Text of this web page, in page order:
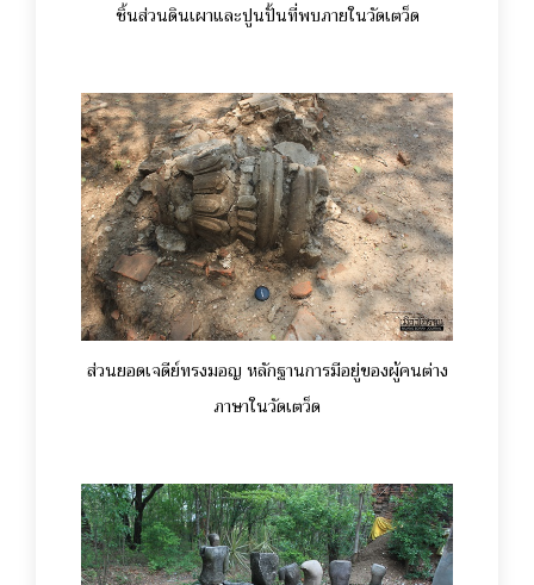
ชิ้นส่วนดินเผาและปูนปั้นที่พบภายในวัดเตว็ด
ส่วนยอดเจดีย์ทรงมอญ หลักฐานการมีอยู่ของผู้คนต่าง
ภาษาในวัดเตว็ด